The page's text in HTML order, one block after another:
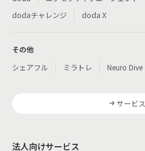
dodaチャレンジ
doda X
その他
シェアフル
ミラトレ Neuro Dive
サービ
法人向けサービス